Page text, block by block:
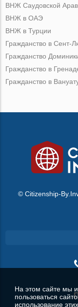
ВНЖ Саудовской
ВНЖ в ОАЭ
ВНЖ в Турции
Гражданство в Сент-
Гражданство
Гражданство в
Гражданство в
© Citizenship-
На этом сайте мы
пользоваться
использование